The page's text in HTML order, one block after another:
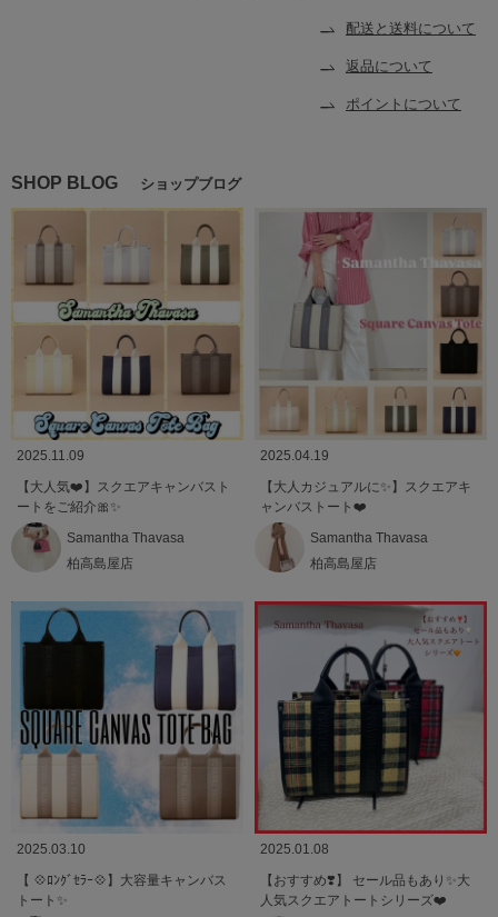
配送と送料について
返品について
ポイントについて
SHOP BLOG ショップブログ
2025.11.09
【大人気❤️】スクエアキャンバスト
ートをご紹介🎀✨
Samantha Thavasa
柏高島屋店
2025.04.19
【大人カジュアルに✨】スクエアキ
ャンバストート❤️
Samantha Thavasa
柏高島屋店
2025.03.10
【 💠ﾛﾝｸﾞｾﾗｰ💠】大容量キャンバス
トート✨
2025.01.08
【おすすめ❣️】 セール品もあり✨大
人気スクエアトートシリーズ❤️